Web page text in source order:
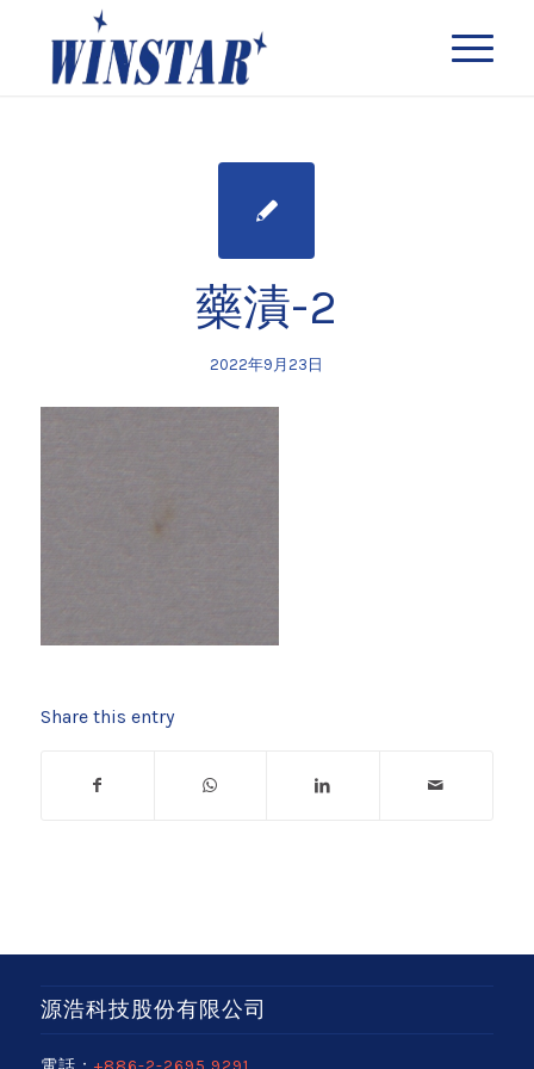
藥漬-2
2022年9月23日
Share this entry
源浩科技股份有限公司